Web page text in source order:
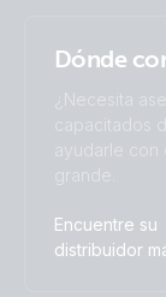
Dónde
¿Necesita
capacitados
ayudarle
grande.
Encuentre su
distribuidor